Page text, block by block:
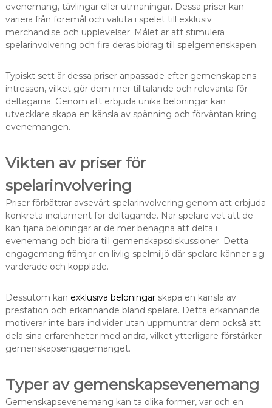
evenemang, tävlingar eller utmaningar. Dessa priser kan
variera från föremål och valuta i spelet till exklusiv
merchandise och upplevelser. Målet är att stimulera
spelarinvolvering och fira deras bidrag till spelgemenskapen.
Typiskt sett är dessa priser anpassade efter gemenskapens
intressen, vilket gör dem mer tilltalande och relevanta för
deltagarna. Genom att erbjuda unika belöningar kan
utvecklare skapa en känsla av spänning och förväntan kring
evenemangen.
Vikten av priser för
spelarinvolvering
Priser förbättrar avsevärt spelarinvolvering genom att erbjuda
konkreta incitament för deltagande. När spelare vet att de
kan tjäna belöningar är de mer benägna att delta i
evenemang och bidra till gemenskapsdiskussioner. Detta
engagemang främjar en livlig spelmiljö där spelare känner sig
värderade och kopplade.
Dessutom kan exklusiva belöningarskapa en känsla av
prestation och erkännande bland spelare. Detta erkännande
motiverar inte bara individer utan uppmuntrar dem också att
dela sina erfarenheter med andra, vilket ytterligare förstärker
gemenskapsengagemanget.
Typer av gemenskapsevenemang
Gemenskapsevenemang kan ta olika former, var och en